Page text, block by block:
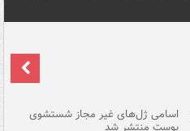
اسامی ژل‌های غیر مجاز شستشوی
پوست منتشر شد